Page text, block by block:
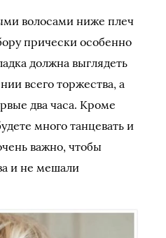
волосами ниже плеч
прически особенно
должна выглядеть
всего торжества, а
два часа. Кроме
много танцевать и
важно, чтобы
и не мешали